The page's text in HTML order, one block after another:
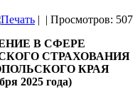
| | Просмотров: 507
В СФЕРЕ
СТРАХОВАНИЯ
КРАЯ
2025 года)